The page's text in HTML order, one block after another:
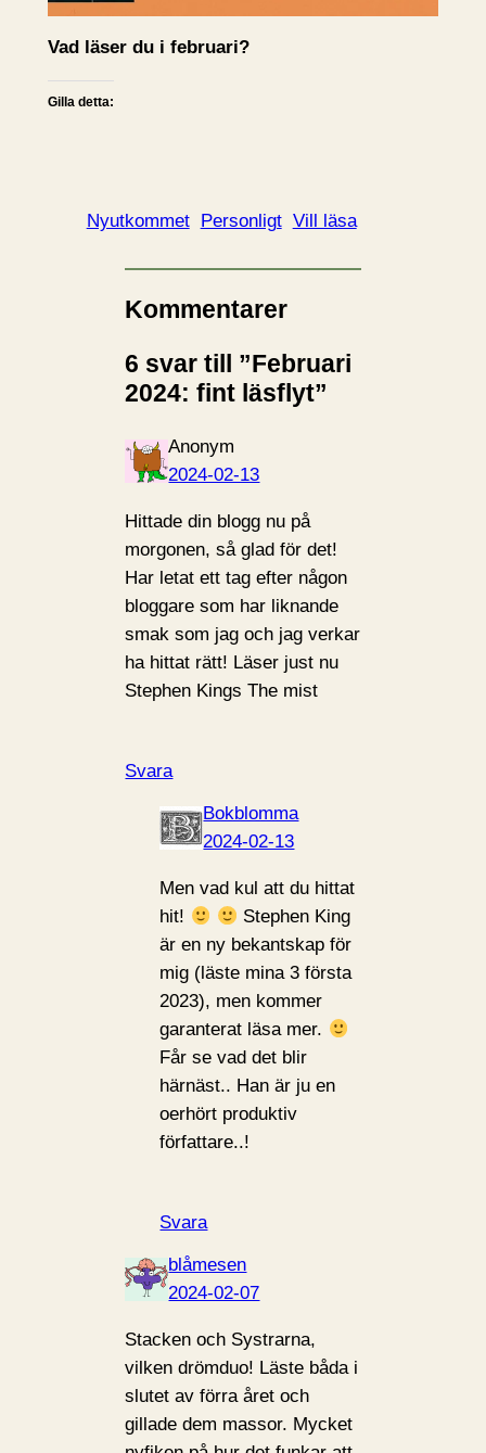
Vad läser du i februari?
Gilla detta:
Nyutkommet Personligt Vill läsa
Kommentarer
6 svar till ”Februari
2024: fint läsflyt”
Anonym
2024-02-13
Hittade din blogg nu på
morgonen, så glad för det!
Har letat ett tag efter någon
bloggare som har liknande
smak som jag och jag verkar
ha hittat rätt! Läser just nu
Stephen Kings The mist
Svara
Bokblomma
2024-02-13
Men vad kul att du hittat
hit!
Stephen King
är en ny bekantskap för
mig (läste mina 3 första
2023), men kommer
garanterat läsa mer.
Får se vad det blir
härnäst.. Han är ju en
oerhört produktiv
författare..!
Svara
blåmesen
2024-02-07
Stacken och Systrarna,
vilken drömduo! Läste båda i
slutet av förra året och
gillade dem massor. Mycket